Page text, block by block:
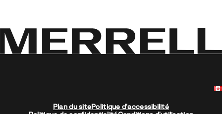
Plan du sitePolitique d'accessibilité